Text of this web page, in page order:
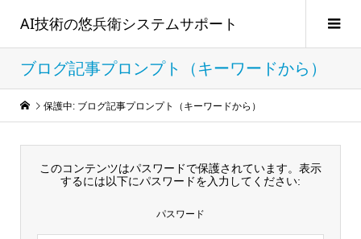
AI技術の悠兵衛システムサポート
ブログ記事プロンプト（キーワードから）
保護中: ブログ記事プロンプト（キーワードから）
このコンテンツはパスワードで保護されています。表示
するには以下にパスワードを入力してください:
パスワード